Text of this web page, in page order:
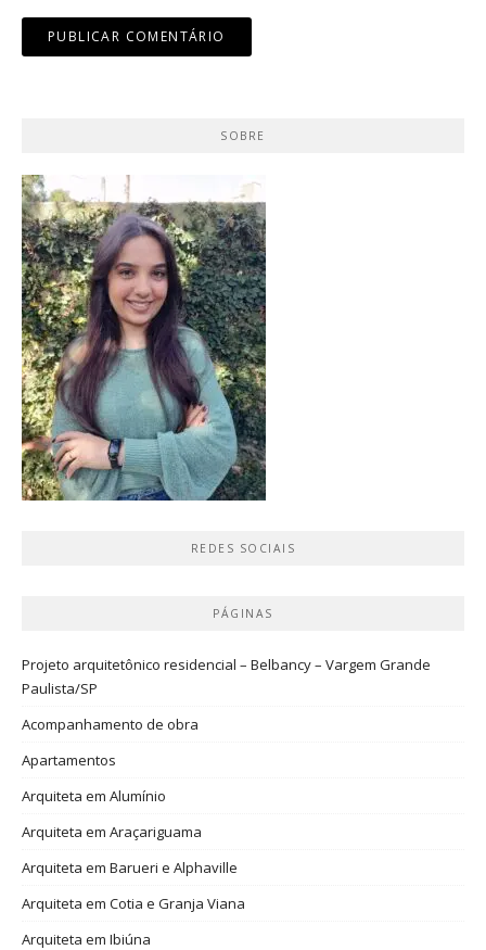
SOBRE
REDES SOCIAIS
PÁGINAS
Projeto arquitetônico residencial – Belbancy – Vargem Grande
Paulista/SP
Acompanhamento de obra
Apartamentos
Arquiteta em Alumínio
Arquiteta em Araçariguama
Arquiteta em Barueri e Alphaville
Arquiteta em Cotia e Granja Viana
Arquiteta em Ibiúna